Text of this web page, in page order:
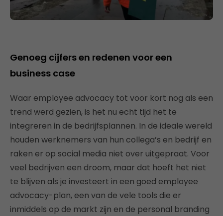
Genoeg cijfers en redenen voor een
business case
Waar employee advocacy tot voor kort nog als een
trend werd gezien, is het nu echt tijd het te
integreren in de bedrijfsplannen. In de ideale wereld
houden werknemers van hun collega’s en bedrijf en
raken er op social media niet over uitgepraat. Voor
veel bedrijven een droom, maar dat hoeft het niet
te blijven als je investeert in een goed employee
advocacy-plan, een van de vele tools die er
inmiddels op de markt zijn en de personal branding